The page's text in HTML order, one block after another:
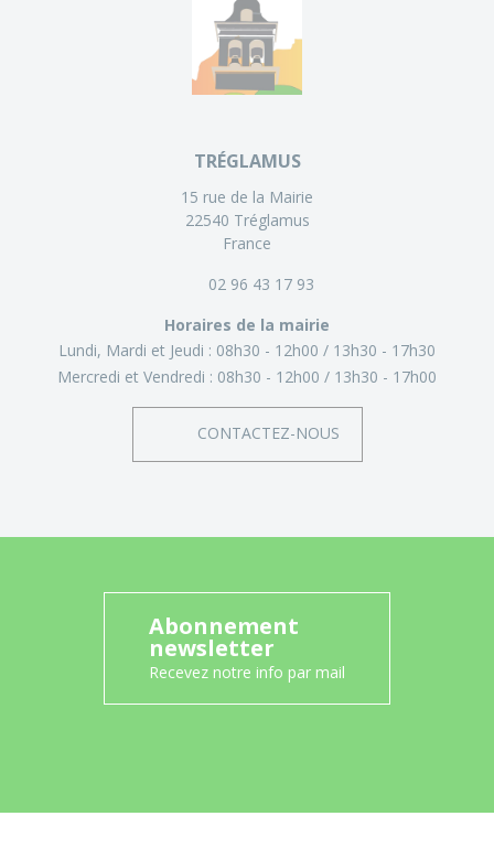
TRÉGLAMUS
15 rue de la Mairie
22540 Tréglamus
France
02 96 43 17 93
Horaires de la mairie
Lundi, Mardi et Jeudi : 08h30 - 12h00
13h30 - 17h30
Mercredi et Vendredi : 08h30 - 12h00 13h30 - 17h00
CONTACTEZ-NOUS
Abonnement
newsletter
Recevez notre info par mail